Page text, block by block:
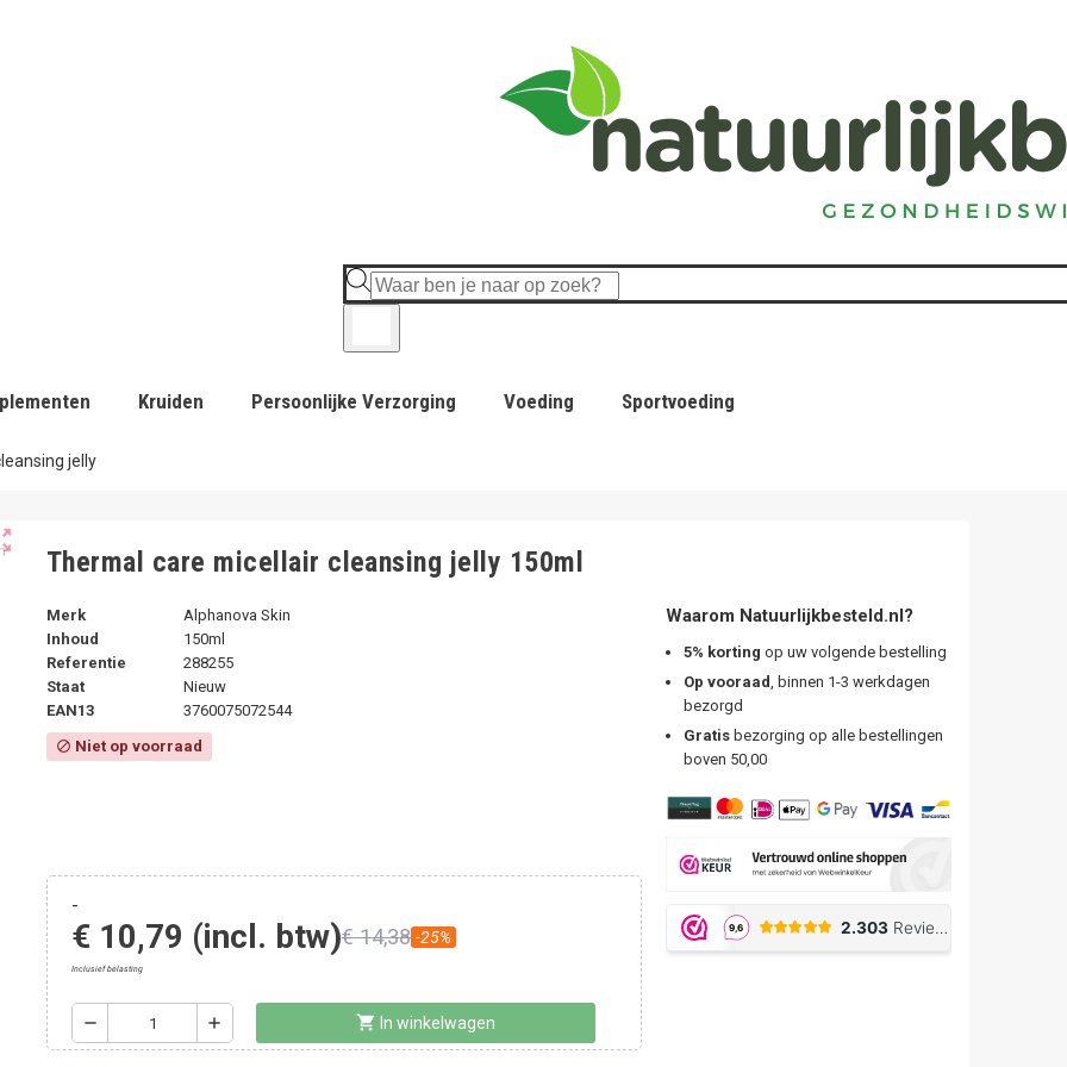
Kruiden Persoonlijke Verzorging Voeding Sportvoeding
jelly
Thermal care micellair cleansing jelly 150ml
Merk
Alphanova Skin
Inhoud
150ml
Referentie
288255
Staat
Nieuw
EAN13
3760075072544
block Niet op voorraad
-
€ 10,79 (incl. btw)€ 14,38 -25%
Inclusief belasting
remove add shopping_cart In winkelwagen
Waarom Natuurlijkbesteld.nl?
5% korting op uw volgende bestelling
Op vooraad, binnen 1-3 werkdagen
bezorgd
Gratisbezorging op alle bestellingen
boven 50,00